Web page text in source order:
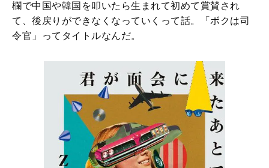
欄で中国や韓国を叩いたら生まれて初めて賞賛され
て、後戻りができなくなっていくって話。「ボクは司
令官」ってタイトルなんだ。